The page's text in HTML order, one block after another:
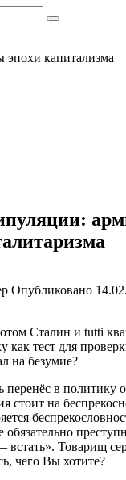
капитализма
Опубликовано
Сталин и tutti
как тест для
на безумие?
перенёс в политику
стоит на
встать». Товарищ
чего Вы хотите?